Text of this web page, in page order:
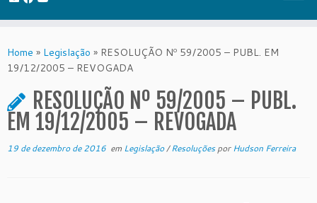
to
content
Home » Legislação » RESOLUÇÃO Nº 59/2005 – PUBL. EM
19/12/2005 – REVOGADA
RESOLUÇÃO Nº 59/2005 – PUBL.
EM 19/12/2005 – REVOGADA
19 de dezembro de 2016 em Legislação/ResoluçõesporHudson Ferreira